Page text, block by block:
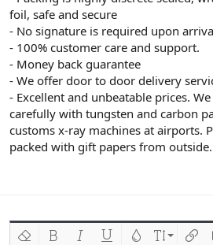
foil, safe and secure
- No signature is required upon
- 100% customer care and support.
- Money back guarantee
- We offer door to door delivery
- Excellent and unbeatable prices.
carefully with tungsten and carbon
customs x-ray machines at airports.
packed with gift papers from outside.